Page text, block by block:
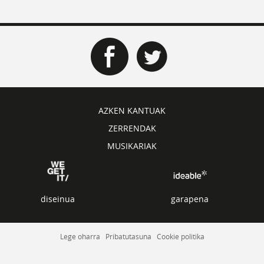
AZKEN KANTUAK
ZERRENDAK
MUSIKARIAK
diseinua garapena
Lege oharra Pribatutasuna Cookie politika